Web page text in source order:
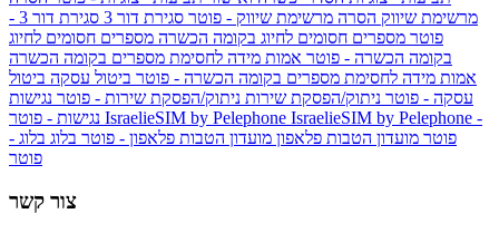
מרשימת שיווק הסרה מרשימת שיווק - פוטר סגירת דור 3
סגירת דור 3 -
פוטר מספרים חסומים לחיוג בקומה הכשרה מספרים חסומים לחיוג
בקומה הכשרה - פוטר אמות מידה לחסימת מספרים בקומה הכשרה
אמות מידה לחסימת מספרים בקומה הכשרה - פוטר ביטול עסקה ביטול
עסקה - פוטר ניתוק/הפסקת שירות ניתוק/הפסקת שירות - פוטר נגישות
IsraelieSIM by Pelephone IsraelieSIM by Pelephone -
פוטר מועדון הטבות פלאפון מועדון הטבות פלאפון - פוטר בלוג בלוג -
פוטר
צור קשר